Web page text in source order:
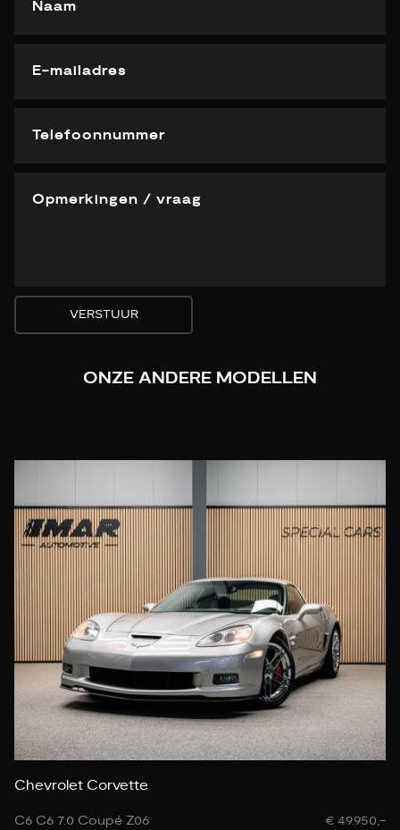
VERSTUUR
ONZE ANDERE MODELLEN
Chevrolet Corvette
C6 C6 7.0 Coupé Z06 € 49.950,-